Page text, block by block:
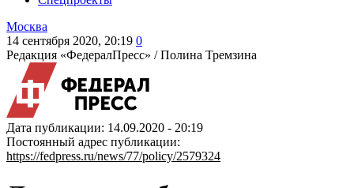
Москва
14 сентября 2020, 20:19 0
Редакция «ФедералПресс» /Полина Тремзина
Дата публикации: 14.09.2020 - 20:19
Постоянный адрес публикации:
https://fedpress.ru/news/77/policy/2579324